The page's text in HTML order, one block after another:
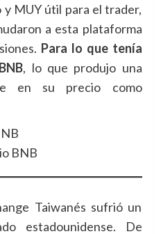
MUY útil para el trader,
a esta plataforma
Para lo que tenía
, lo que produjo una
en su precio como
BNB
Taiwanés sufrió un
estadounidense. De